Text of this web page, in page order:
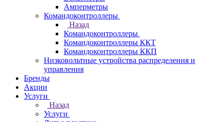
Амперметры
Командоконтроллеры
Назад
Командоконтроллеры
Командоконтроллеры ККТ
Командоконтроллеры ККП
Низковольтные устройства распределения и
управления
Бренды
Акции
Услуги
Назад
Услуги